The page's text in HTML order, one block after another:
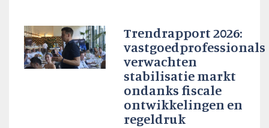
Trendrapport 2026:
vastgoedprofessionals
verwachten
stabilisatie markt
ondanks fiscale
ontwikkelingen en
regeldruk